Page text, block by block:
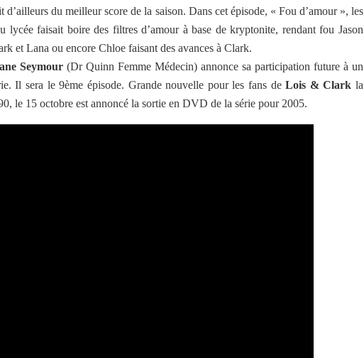
d’ailleurs du meilleur score de la saison. Dans cet épisode, « Fou d’amour », les
lycée faisait boire des filtres d’amour à base de kryptonite, rendant fou Jason
et Lana ou encore Chloe faisant des avances à Clark.
Seymour (Dr Quinn Femme Médecin) annonce sa participation future à un
Il sera le 9ème épisode. Grande nouvelle pour les fans deLois & Clark la
le 15 octobre est annoncé la sortie en DVD de la série pour 2005.